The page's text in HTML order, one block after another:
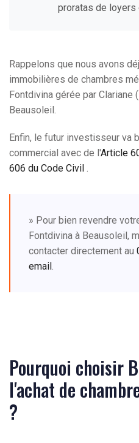
proratas de loyers
Rappelons que nous avons
immobilières de chambres
Fontdivina gérée par Clariane
Beausoleil.
Enfin, le futur investisseur va
commercial avec de l'Article
606 du Code Civil
» Pour bien revendre
Fontdivina à Beausoleil,
contacter directement au
email
Pourquoi choisir
l'achat de
?